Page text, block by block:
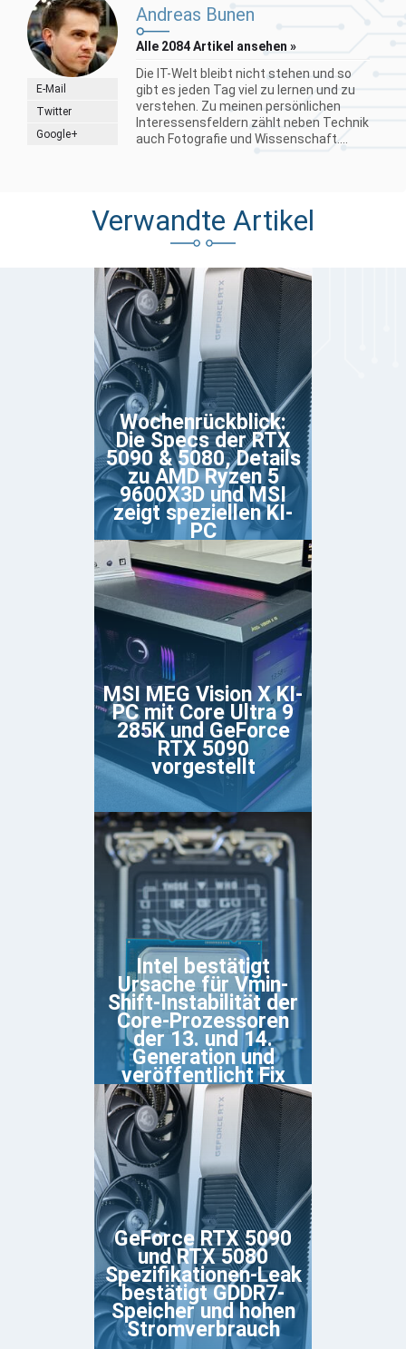
E-Mail
Twitter
Google+
Andreas Bunen
Alle 2084 Artikel ansehen »
Die IT-Welt bleibt nicht stehen und so
gibt es jeden Tag viel zu lernen und zu
verstehen. Zu meinen persönlichen
Interessensfeldern zählt neben Technik
auch Fotografie und Wissenschaft....
Verwandte Artikel
Wochenrückblick:
Die Specs der RTX
5090 & 5080, Details
zu AMD Ryzen 5
9600X3D und MSI
zeigt speziellen KI-
PC
MSI MEG Vision X KI-
PC mit Core Ultra 9
285K und GeForce
RTX 5090
vorgestellt
Intel bestätigt
Ursache für Vmin-
Shift-Instabilität der
Core-Prozessoren
der 13. und 14.
Generation und
veröffentlicht Fix
GeForce RTX 5090
und RTX 5080
Spezifikationen-Leak
bestätigt GDDR7-
Speicher und hohen
Stromverbrauch